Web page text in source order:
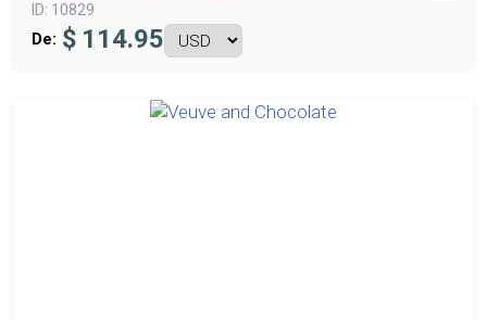
ID: 10829
De: $ 114.95